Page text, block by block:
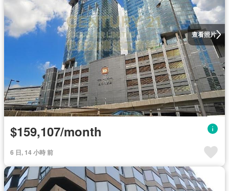
查看照片
$159,107/month
6 日, 14 小時 前